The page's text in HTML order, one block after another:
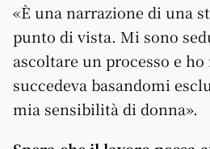
«È una narrazione di una
punto di vista. Mi sono
ascoltare un processo e
succedeva basandomi
mia sensibilità di donna».